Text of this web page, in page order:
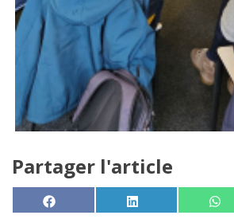
Partager l'article